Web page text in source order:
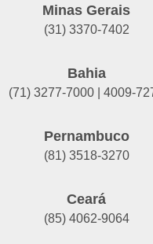
Minas Gerais
(31) 3370-7402
Bahia
(71) 3277-7000 | 4009-
Pernambuco
(81) 3518-3270
Ceará
(85) 4062-9064